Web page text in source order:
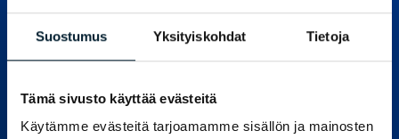
Suostumus Yksityiskohdat Tietoja
Tämä sivusto käyttää evästeitä
Käytämme evästeitä tarjoamamme sisällön ja mainosten
Changing your password
system menu by selecting